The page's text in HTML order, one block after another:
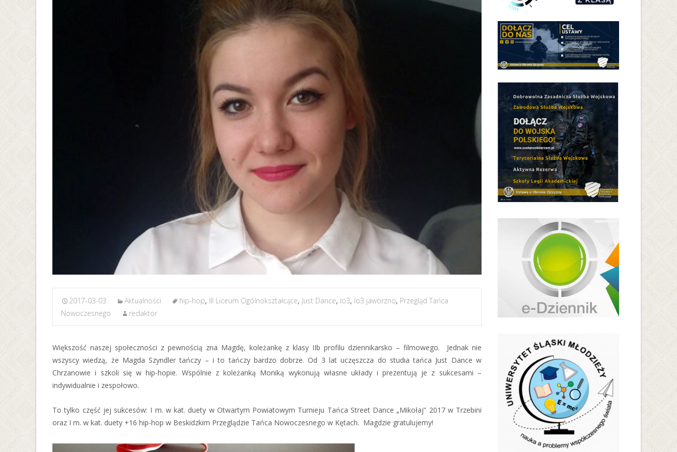
2017-03-03 Aktualności hip-hop, III Liceum Ogólnokształcące, Just Dance, lo3, lo3 jaworzno, Przegląd Tańca
Nowoczesnego
redaktor
Większość naszej społeczności z pewnością zna Magdę, koleżankę z klasy IIb profilu dziennikarsko – filmowego. Jednak nie
wszyscy wiedzą, że Magda Szyndler tańczy – i to tańczy bardzo dobrze. Od 3 lat uczęszcza do studia tańca Just Dance w
Chrzanowie i szkoli się w hip-hopie. Wspólnie z koleżanką Moniką wykonują własne układy i prezentują je z sukcesami –
indywidualnie i zespołowo.
To tylko część jej sukcesów: I m. w kat. duety w Otwartym Powiatowym Turnieju Tańca Street Dance „Mikołaj” 2017 w Trzebini
oraz I m. w kat. duety +16 hip-hop w Beskidzkim Przeglądzie Tańca Nowoczesnego w Kętach. Magdzie gratulujemy!